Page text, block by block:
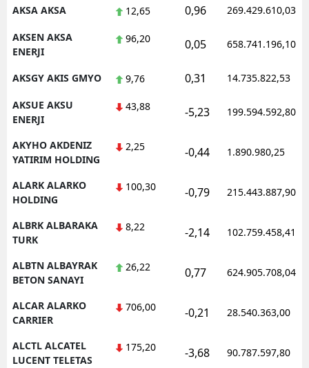
Tekirdağ
Tokat
Trabzon
Uşak
Zonguldak
Aksaray
AKSA AKSA 12,65 0,96 269.429.610,03
AKSEN AKSA
ENERJI
96,20 0,05 658.741.196,10
AKSGY AKIS GMYO 9,76 0,31 14.735.822,53
AKSUE AKSU
ENERJI
43,88 -5,23 199.594.592,80
AKYHO AKDENIZ
YATIRIM HOLDING
2,25 -0,44 1.890.980,25
ALARK ALARKO
HOLDING
100,30 -0,79 215.443.887,90
ALBRK ALBARAKA
TURK
8,22 -2,14 102.759.458,41
ALBTN ALBAYRAK
BETON SANAYI
26,22 0,77 624.905.708,04
ALCAR ALARKO
CARRIER
706,00 -0,21 28.540.363,00
ALCTL ALCATEL
LUCENT TELETAS
175,20 -3,68 90.787.597,80